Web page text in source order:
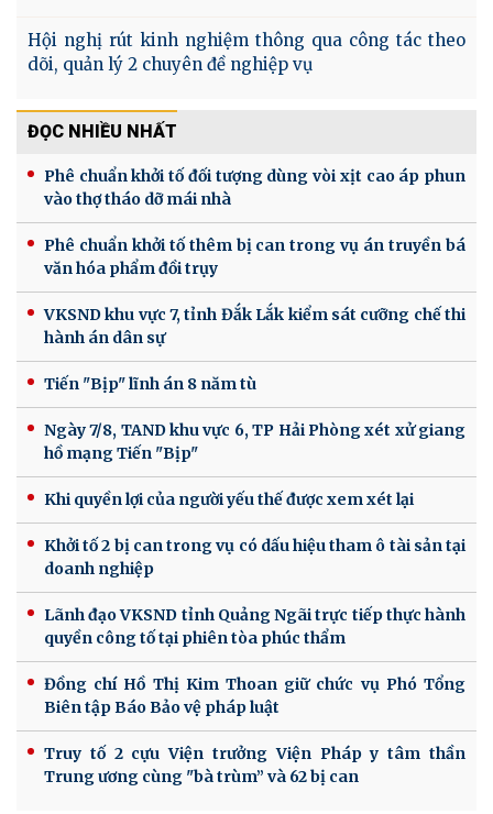
Hội nghị rút kinh nghiệm thông qua công tác theo
dõi, quản lý 2 chuyên đề nghiệp vụ
ĐỌC NHIỀU NHẤT
Phê chuẩn khởi tố đối tượng dùng vòi xịt cao áp phun
vào thợ tháo dỡ mái nhà
Phê chuẩn khởi tố thêm bị can trong vụ án truyền bá
văn hóa phẩm đồi trụy
VKSND khu vực 7, tỉnh Đắk Lắk kiểm sát cưỡng chế thi
hành án dân sự
Tiến "Bịp" lĩnh án 8 năm tù
Ngày 7/8, TAND khu vực 6, TP Hải Phòng xét xử giang
hồ mạng Tiến "Bịp"
Khi quyền lợi của người yếu thế được xem xét lại
Khởi tố 2 bị can trong vụ có dấu hiệu tham ô tài sản tại
doanh nghiệp
Lãnh đạo VKSND tỉnh Quảng Ngãi trực tiếp thực hành
quyền công tố tại phiên tòa phúc thẩm
Đồng chí Hồ Thị Kim Thoan giữ chức vụ Phó Tổng
Biên tập Báo Bảo vệ pháp luật
Truy tố 2 cựu Viện trưởng Viện Pháp y tâm thần
Trung ương cùng "bà trùm” và 62 bị can